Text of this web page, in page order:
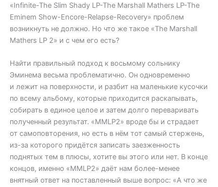
«Infinite-The Slim Shady LP-The Marshall Mathers LP-The
Eminem Show-Encore-Relapse-Recovery» проблем
возникнуть не должно. Но что же такое «The Marshall
Mathers LP 2» и с чем его есть?
Найти правильный подход к восьмому сольнику
Эминема весьма проблематично. Он одновременно
и лежит на поверхности, и разбит на маленькие кусочки
по всему альбому, которые приходится раскапывать,
собирать в единое целое и затем долго переваривать
полученный результат. «MMLP2» вроде бы и страдает
от самоповторения, но есть в нём тот самый стержень,
из-за которого придётся записать заезженность
поднятых тем в плюсы, хотите вы этого или нет. В конце
концов, именно «MMLP2» даёт нам более-менее
внятный ответ на поставленный выше вопрос: «А что же